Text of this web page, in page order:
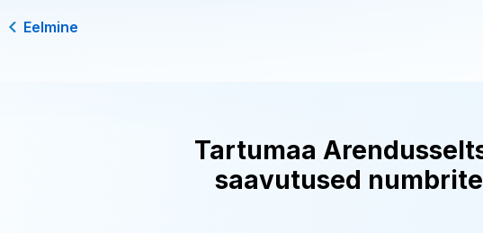
Eelmine
Tartumaa
saavutused